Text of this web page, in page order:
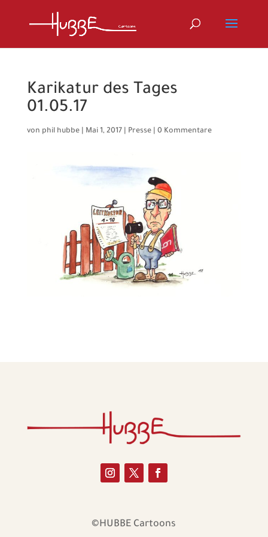
Karikatur des Tages
01.05.17
von phil hubbe| Mai 1, 2017 Presse| 0 Kommentare
©HUBBE Cartoons